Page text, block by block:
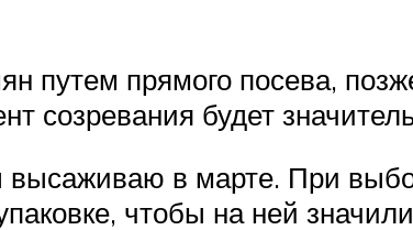
путем прямого посева,
будет
в марте. При
чтобы на ней